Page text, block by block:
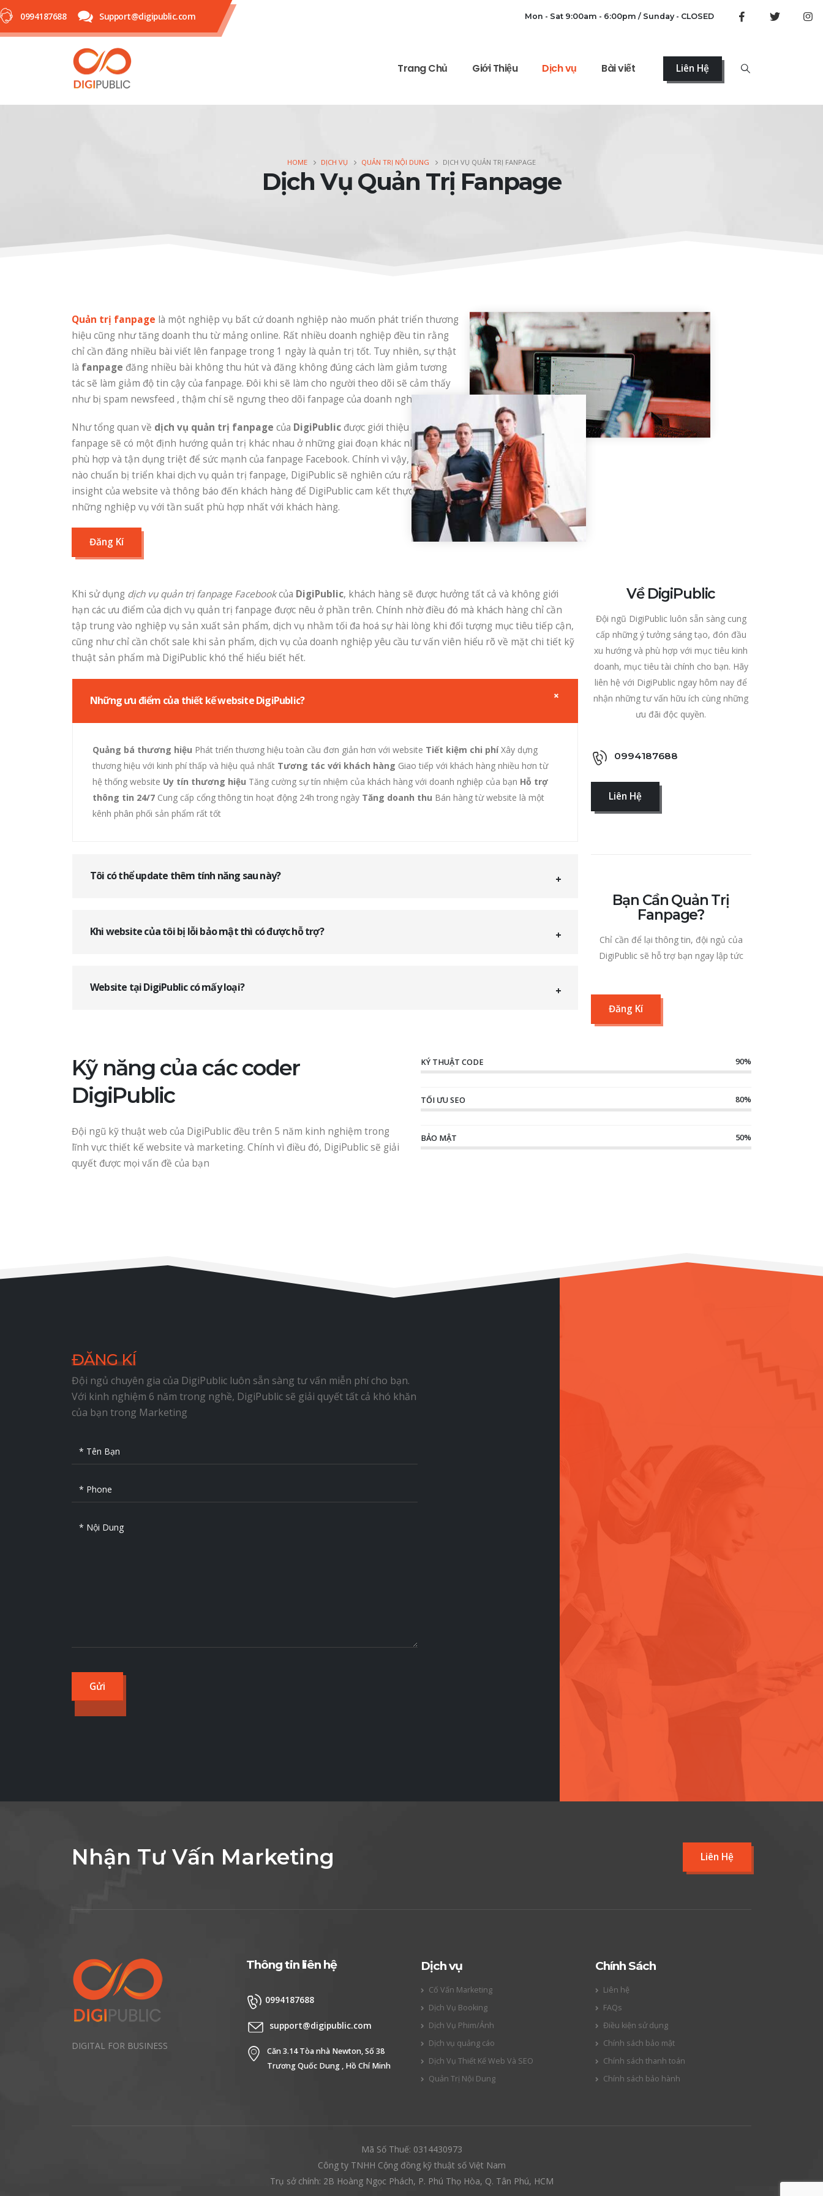
0994187688 Support@digipublic.com Mon - Sat 9:00am - 6:00pm / Sunday - CLOSED
Trang Chủ Giới Thiệu Dịch vụ Bài viết Liên Hệ
HOME DỊCH VỤ QUẢN TRỊ NỘI DUNG DỊCH VỤ QUẢN TRỊ FANPAGE
Dịch Vụ Quản Trị Fanpage
Quản trị fanpage là một nghiệp vụ bất cứ doanh nghiệp nào muốn phát triển thương
hiệu cũng như tăng doanh thu từ mảng online. Rất nhiều doanh nghiệp đều tin rằng
chỉ cần đăng nhiều bài viết lên fanpage trong 1 ngày là quản trị tốt. Tuy nhiên, sự thật
là fanpage đăng nhiều bài không thu hút và đăng không đúng cách làm giảm tương
tác sẽ làm giảm độ tin cậy của fanpage. Đôi khi sẽ làm cho người theo dõi sẽ cảm thấy
như bị spam newsfeed , thậm chí sẽ ngưng theo dõi fanpage của doanh nghiệp bạn.
Như tổng quan về dịch vụ quản trị fanpage của DigiPublic được giới thiệu trên, mỗi
fanpage sẽ có một định hướng quản trị khác nhau ở những giai đoạn khác nhau nhằm
phù hợp và tận dụng triệt để sức mạnh của fanpage Facebook. Chính vì vậy, bất cứ khi
nào chuẩn bị triển khai dịch vụ quản trị fanpage, DigiPublic sẽ nghiên cứu rất nhiều về
insight của website và thông báo đến khách hàng để DigiPublic cam kết thực hiện
những nghiệp vụ với tần suất phù hợp nhất với khách hàng.
Đăng Kí
Khi sử dụng dịch vụ quản trị fanpage Facebookcủa DigiPublic, khách hàng sẽ được hưởng tất cả và không giới
hạn các ưu điểm của dịch vụ quản trị fanpage được nêu ở phần trên. Chính nhờ điều đó mà khách hàng chỉ cần
tập trung vào nghiệp vụ sản xuất sản phẩm, dịch vụ nhằm tối đa hoá sự hài lòng khi đối tượng mục tiêu tiếp cận,
cũng như chỉ cần chốt sale khi sản phẩm, dịch vụ của doanh nghiệp yêu cầu tư vấn viên hiểu rõ về mặt chi tiết kỹ
thuật sản phẩm mà DigiPublic khó thể hiểu biết hết.
Những ưu điểm của thiết kế website DigiPublic?
Quảng bá thương hiệu Phát triển thương hiệu toàn cầu đơn giản hơn với website Tiết kiệm chi phíXây dựng
thương hiệu với kinh phí thấp và hiệu quả nhất Tương tác với khách hàng Giao tiếp với khách hàng nhiều hơn từ
hệ thống website Uy tín thương hiệu Tăng cường sự tín nhiệm của khách hàng với doanh nghiệp của bạn Hỗ trợ
thông tin 24/7 Cung cấp cổng thông tin hoạt động 24h trong ngày Tăng doanh thu Bán hàng từ website là một
kênh phân phối sản phẩm rất tốt
Tôi có thể update thêm tính năng sau này?
Khi website của tôi bị lỗi bảo mật thì có được hỗ trợ?
Website tại DigiPublic có mấy loại?
Về DigiPublic
Đội ngũ DigiPublic luôn sẵn sàng cung
cấp những ý tưởng sáng tạo, đón đầu
xu hướng và phù hợp với mục tiêu kinh
doanh, mục tiêu tài chính cho bạn. Hãy
liên hệ với DigiPublic ngay hôm nay để
nhận những tư vấn hữu ích cùng những
ưu đãi độc quyền.
0994187688
Liên Hệ
Bạn Cần Quản Trị
Fanpage?
Chỉ cần để lại thông tin, đội ngủ của
DigiPublic sẽ hỗ trợ bạn ngay lập tức
Đăng Kí
Kỹ năng của các coder
DigiPublic
Đội ngũ kỹ thuật web của DigiPublic đều trên 5 năm kinh nghiệm trong
lĩnh vực thiết kế website và marketing. Chính vì điều đó, DigiPublic sẽ giải
quyết được mọi vấn đề của bạn
KÝ THUẬT CODE 90%
TỐI ƯU SEO 80%
BẢO MẬT 50%
ĐĂNG KÍ
Đội ngủ chuyên gia của DigiPublic luôn sẵn sàng tư vấn miễn phí cho bạn.
Với kinh nghiệm 6 năm trong nghề, DigiPublic sẽ giải quyết tất cả khó khăn
của bạn trong Marketing
Nhận Tư Vấn Marketing Liên Hệ
DIGITAL FOR BUSINESS
Thông tin liên hệ
0994187688
support@digipublic.com
Căn 3.14 Tòa nhà Newton, Số 38
Trương Quốc Dung , Hồ Chí Minh
Dịch vụ
Cố Vấn Marketing
Dịch Vụ Booking
Dịch Vụ Phim/Ảnh
Dịch vụ quảng cáo
Dịch Vụ Thiết Kế Web Và SEO
Quản Trị Nội Dung
Chính Sách
Liên hệ
FAQs
Điều kiện sử dụng
Chính sách bảo mật
Chính sách thanh toán
Chính sách bảo hành
Mã Số Thuế: 0314430973
Công ty TNHH Cộng đồng kỹ thuật số Việt Nam
Trụ sở chính: 2B Hoàng Ngọc Phách, P. Phú Thọ Hòa, Q. Tân Phú, HCM